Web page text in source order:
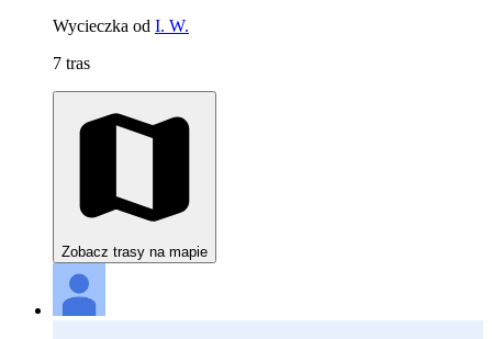
Wycieczka od I. W.
7 tras
Zobacz trasy na mapie